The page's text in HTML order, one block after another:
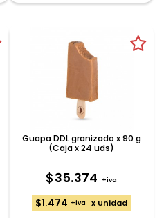
Guapa DDL granizado x 90 g
(Caja x 24 uds)
$35.374 +iva
$1.474 +iva x Unidad